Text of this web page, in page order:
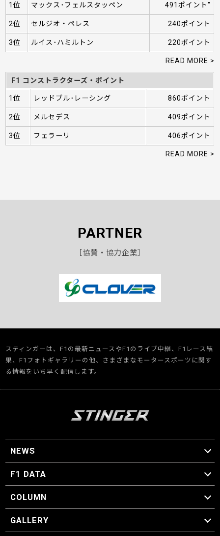
1位 マックス･フェルスタッペン 491ポイント"
2位 セルジオ・ペレス 240ポイント
3位 ルイス･ハミルトン 220ポイント
READ MORE >
F1 コンストラクターズ・ポイント
1位 レッドブル･レーシング 860ポイント
2位 メルセデス 409ポイント
3位 フェラーリ 406ポイント
READ MORE >
PARTNER
［協賛・協力企業］
スティンガーは、F1の最新ニュースやF1のライブ中継、F1レース結
果、F1フォトギャラリーの他、さまざまなモータースポーツに関す
る情報をいち早く配信します。
NEWS
F1 ニュース
F1 DATA
F1 日程
F1 データ
COLUMN
マイ・ワンダフル・サーキット
スクーデリア・一方通行
F1に燃え、ゴルフに泣く日々。
スティングくんの部屋
GALLERY